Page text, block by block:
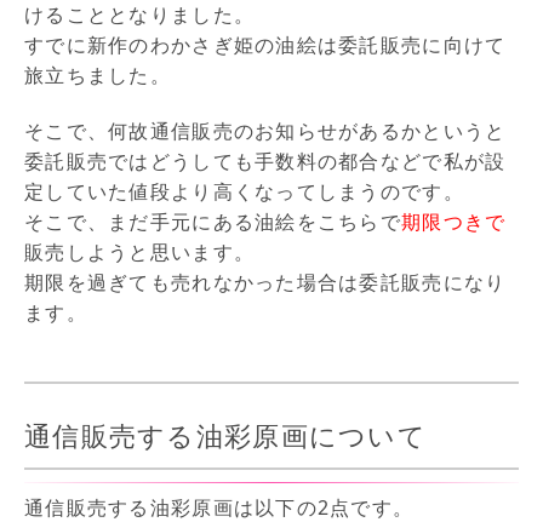
けることとなりました。
すでに新作のわかさぎ姫の油絵は委託販売に向けて
旅立ちました。
そこで、何故通信販売のお知らせがあるかというと
委託販売ではどうしても手数料の都合などで私が設
定していた値段より高くなってしまうのです。
そこで、まだ手元にある油絵をこちらで期限つきで
販売しようと思います。
期限を過ぎても売れなかった場合は委託販売になり
ます。
通信販売する油彩原画について
通信販売する油彩原画は以下の2点です。